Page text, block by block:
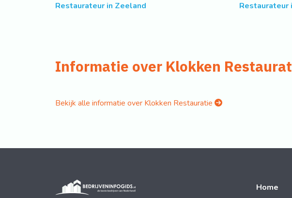
Restaurateur in Zeeland
Restaurateur
Informatie over Klokken
Bekijk alle informatie over Klokken Restauratie
Home